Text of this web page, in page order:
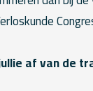
af van de